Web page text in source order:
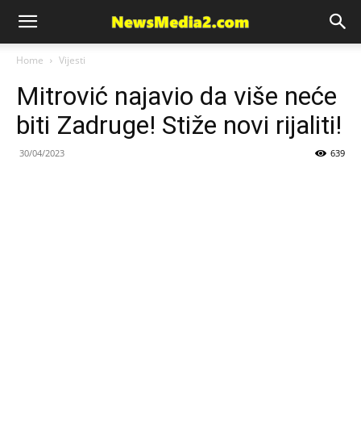
News
Media
Home Vijesti
Mitrović najavio da više neće
biti Zadruge! Stiže novi rijaliti!
30/04/2023 639